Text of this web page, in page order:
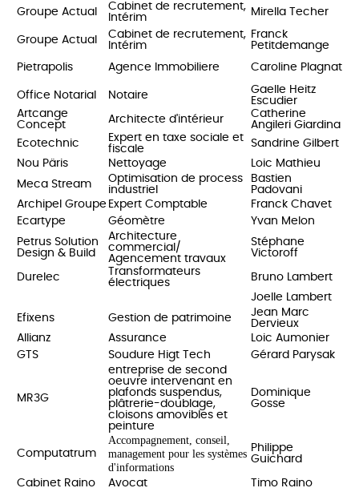
Groupe Actual
Cabinet de recrutement,
Intérim
Mirella Techer
Groupe Actual
Cabinet de recrutement,
Intérim
Franck
Petitdemange
Pietrapolis
Agence Immobiliere Caroline Plagnat
Office Notarial Notaire
Gaelle Heitz
Escudier
Artcange
Concept
Architecte d'intérieur
Catherine
Angileri Giardina
Ecotechnic
Expert en taxe sociale et
fiscale
Sandrine Gilbert
Nou Päris
Nettoyage
Loic Mathieu
Meca Stream
Optimisation de process
industriel
Bastien
Padovani
Archipel Groupe Expert Comptable
Franck Chavet
Ecartype
Géomètre
Yvan Melon
Petrus Solution
Design & Build
Architecture
commercial/
Agencement travaux
Stéphane
Victoroff
Durelec
Transformateurs
électriques
Bruno Lambert
Joelle Lambert
Efixens
Gestion de patrimoine
Jean Marc
Dervieux
Allianz
Assurance
Loic Aumonier
GTS
Soudure Higt Tech Gérard Parysak
MR3G
entreprise de second
oeuvre intervenant en
plafonds suspendus,
plâtrerie-doublage,
cloisons amovibles et
peinture
Dominique
Gosse
Computatrum
Accompagnement, conseil,
management pour les systèmes
d'informations
Philippe
Guichard
Cabinet Raino Avocat
Timo Raino